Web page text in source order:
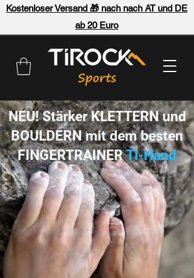
Kostenloser Versand 🎁 nach nach AT und DE
ab 20 Euro
NEU! Stärker KLETTERN und
BOULDERN mit dem besten
FINGERTRAINERTi-Hand